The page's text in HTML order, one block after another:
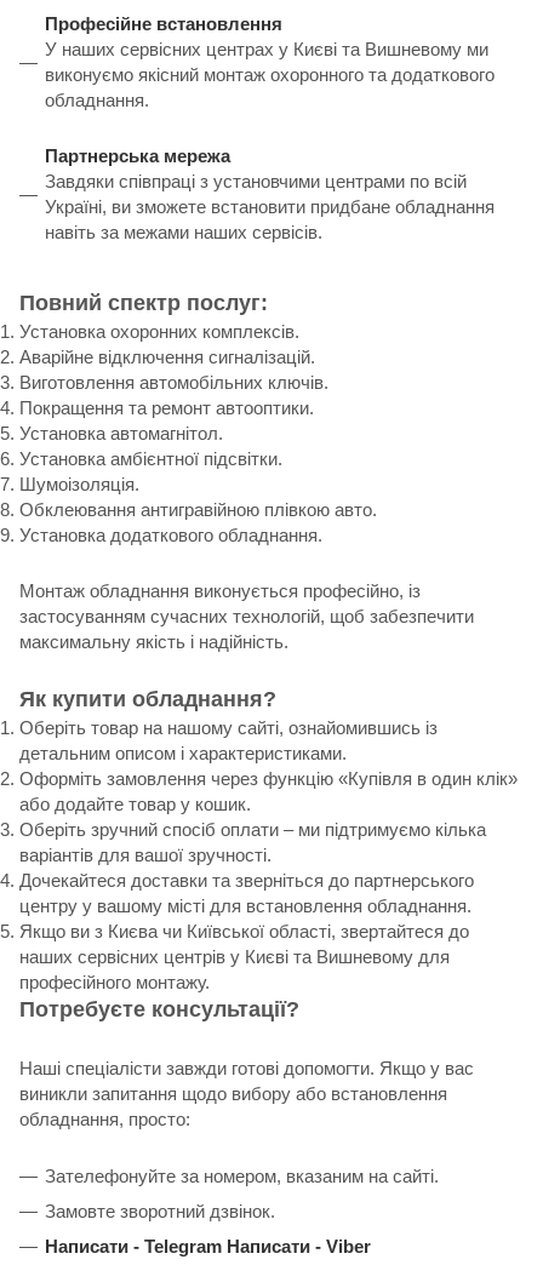
Професійне встановлення
У наших сервісних центрах у Києві та Вишневому ми
виконуємо якісний монтаж охоронного та додаткового
обладнання.
Партнерська мережа
Завдяки співпраці з установчими центрами по всій
Україні, ви зможете встановити придбане обладнання
навіть за межами наших сервісів.
Повний спектр послуг:
Установка охоронних комплексів.
Аварійне відключення сигналізацій.
Виготовлення автомобільних ключів.
Покращення та ремонт автооптики.
Установка автомагнітол.
Установка амбієнтної підсвітки.
Шумоізоляція.
Обклеювання антигравійною плівкою авто.
Установка додаткового обладнання.
Монтаж обладнання виконується професійно, із
застосуванням сучасних технологій, щоб забезпечити
максимальну якість і надійність.
Як купити обладнання?
Оберіть товар на нашому сайті, ознайомившись із
детальним описом і характеристиками.
Оформіть замовлення через функцію «Купівля в один клік»
або додайте товар у кошик.
Оберіть зручний спосіб оплати – ми підтримуємо кілька
варіантів для вашої зручності.
Дочекайтеся доставки та зверніться до партнерського
центру у вашому місті для встановлення обладнання.
Якщо ви з Києва чи Київської області, звертайтеся до
наших сервісних центрів у Києві та Вишневому для
професійного монтажу.
Потребуєте консультації?
Наші спеціалісти завжди готові допомогти. Якщо у вас
виникли запитання щодо вибору або встановлення
обладнання, просто:
Зателефонуйте за номером, вказаним на сайті.
Замовте зворотний дзвінок.
Написати - Telegram Написати - Viber